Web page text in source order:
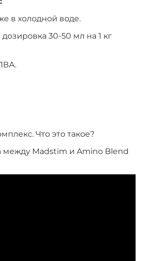
в холодной воде.
30-50 мл на 1 кг
Что это такое?
между Madstim и Amino Blend